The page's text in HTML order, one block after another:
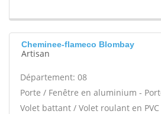
Cheminee-flameco Blombay
Artisan
Département: 08
Porte / Fenêtre en aluminium -
Volet battant / Volet roulant en